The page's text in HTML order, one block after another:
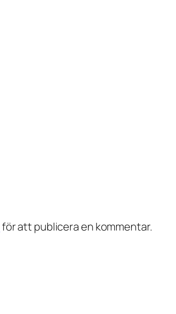
för att publicera en kommentar.